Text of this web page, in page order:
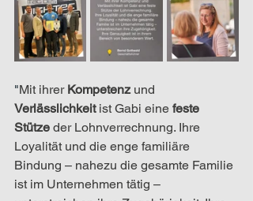
"Mit ihrer Kompetenz und
Verlässlichkeit ist Gabi eine feste
Stütze der Lohnverrechnung. Ihre
Loyalität und die enge familiäre
Bindung – nahezu die gesamte Familie
ist im Unternehmen tätig –